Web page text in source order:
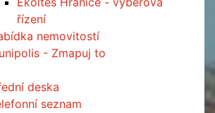
řízení
nemovitostí
- Zmapuj to
deska
seznam